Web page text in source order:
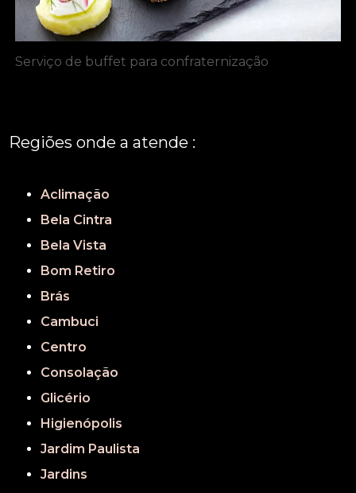
Serviço de buffet para confraternização
Regiões onde a atende :
Aclimação
Bela Cintra
Bela Vista
Bom Retiro
Brás
Cambuci
Centro
Consolação
Glicério
Higienópolis
Jardim Paulista
Jardins